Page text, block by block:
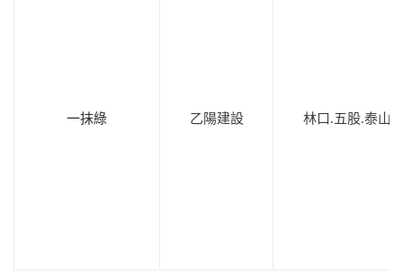
一抹綠 乙陽建設 林口.五股.泰山